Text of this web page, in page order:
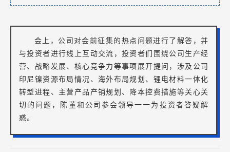
会上，公司对会前征集的热点问题进行了解答，并
与投资者进行线上互动交流，投资者们围绕公司生产经
营、战略发展、核心竞争力等事项展开提问，涉及公司
印尼镍资源布局情况、海外布局规划、锂电材料一体化
转型进程、主营产品产销规划、降本控费措施等关心关
切的问题，陈董和公司参会领导一一为投资者答疑解
惑。